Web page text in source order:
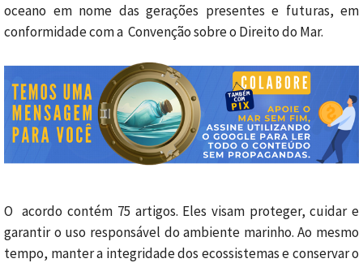
oceano em nome das gerações presentes e futuras, em
conformidade com a Convenção sobre o Direito do Mar.
O acordo contém 75 artigos. Eles visam proteger, cuidar e
garantir o uso responsável do ambiente marinho. Ao mesmo
tempo, manter a integridade dos ecossistemas e conservar o